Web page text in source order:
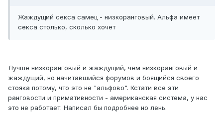
Жаждущий секса самец - низкоранговый. Альфа имеет
секса столько, сколько хочет
Лучше низкоранговый и жаждущий, чем низкоранговый и
жаждущий, но начитавшийся форумов и боящийся своего
стояка потому, что это не "альфово". Кстати все эти
ранговости и примативности - американская система, у нас
это не работает. Написал бы подробнее но лень.